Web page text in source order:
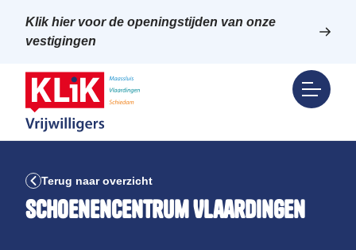
Klik hier voor de openingstijden van onze
vestigingen
Terug naar overzicht
Schoenencentrum Vlaardingen